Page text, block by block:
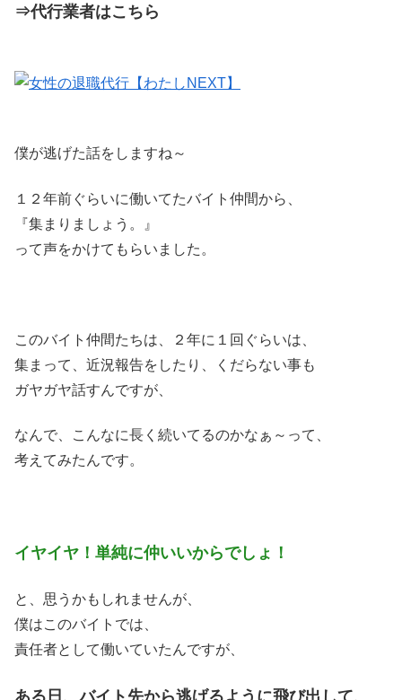
⇒代行業者はこちら
僕が逃げた話をしますね～
１２年前ぐらいに働いてたバイト仲間から、
『集まりましょう。』
って声をかけてもらいました。
このバイト仲間たちは、２年に１回ぐらいは、
集まって、近況報告をしたり、くだらない事も
ガヤガヤ話すんですが、
なんで、こんなに長く続いてるのかなぁ～って、
考えてみたんです。
イヤイヤ！単純に仲いいからでしょ！
と、思うかもしれませんが、
僕はこのバイトでは、
責任者として働いていたんですが、